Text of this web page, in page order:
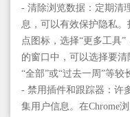
- 清除浏览数据：定期清
息，可以有效保护隐私
点图标，选择“更多工具
的窗口中，可以选择要
“全部”或“过去一周”等较
- 禁用插件和跟踪器：许
集用户信息。在Chrome